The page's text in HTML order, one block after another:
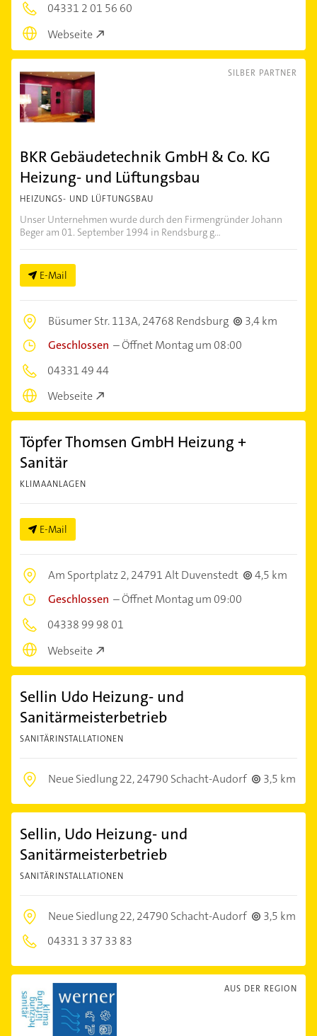
04331 2 01 56 60
Webseite
SILBER PARTNER
BKR Gebäudetechnik GmbH & Co. KG
Heizung- und Lüftungsbau
HEIZUNGS- UND LÜFTUNGSBAU
Unser Unternehmen wurde durch den Firmengründer Johann
Beger am 01. September 1994 in Rendsburg g...
E-Mail
Büsumer Str. 113A,24768 Rendsburg
3,4 km
Geschlossen –Öffnet Montag um 08:00
04331 49 44
Webseite
Töpfer Thomsen GmbH Heizung +
Sanitär
KLIMAANLAGEN
E-Mail
Am Sportplatz 2,24791 Alt Duvenstedt
4,5 km
Geschlossen –Öffnet Montag um 09:00
04338 99 98 01
Webseite
Sellin Udo Heizung- und
Sanitärmeisterbetrieb
SANITÄRINSTALLATIONEN
Neue Siedlung 22,24790 Schacht-Audorf 3,5 km
Sellin, Udo Heizung- und
Sanitärmeisterbetrieb
SANITÄRINSTALLATIONEN
Neue Siedlung 22,24790 Schacht-Audorf
3,5 km
04331 3 37 33 83
AUS DER REGION